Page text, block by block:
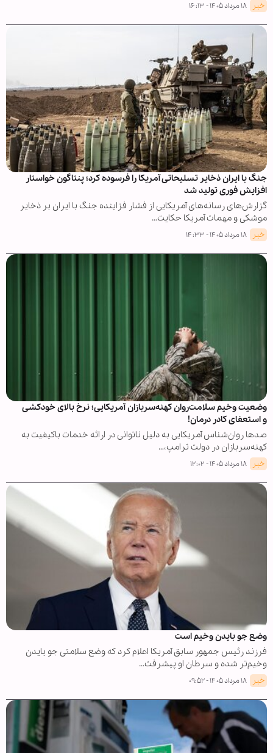
خبر ۱۸ مرداد ۱۴۰۵ - ۱۶:۱۳
جنگ با ایران ذخایر تسلیحاتی آمریکا را فرسوده کرد؛ پنتاگون خواستار
افزایش فوری تولید شد
گزارش‌های رسانه‌های آمریکایی از فشار فزاینده جنگ با ایران بر ذخایر
موشکی و مهمات آمریکا حکایت…
خبر ۱۸ مرداد ۱۴۰۵ - ۱۴:۳۳
وضعیت وخیم سلامت‌روان کهنه‌سربازان آمریکایی؛ نرخ بالای خودکشی
و استعفای کادر درمان!
صدها روان‌شناس آمریکایی به دلیل ناتوانی در ارائه خدمات باکیفیت به
کهنه‌سربازان در دولت ترامپ،…
خبر ۱۸ مرداد ۱۴۰۵ - ۱۲:۰۲
وضع جو بایدن وخیم است
فرزند رئیس جمهور سابق آمریکا اعلام کرد که وضع سلامتی جو بایدن
وخیم‌تر شده و سرطان او پیشرفت…
خبر ۱۸ مرداد ۱۴۰۵ - ۰۹:۵۲